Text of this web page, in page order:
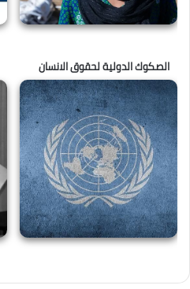
الصكوك الدولية لحقوق الانسان